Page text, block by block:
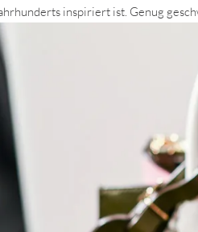
inspiriert ist. Genug